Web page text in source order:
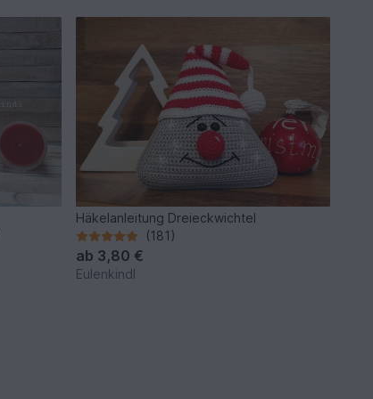
Häkelanleitung Dreieckwichtel
(181)
ab 3,80 €
Eulenkindl